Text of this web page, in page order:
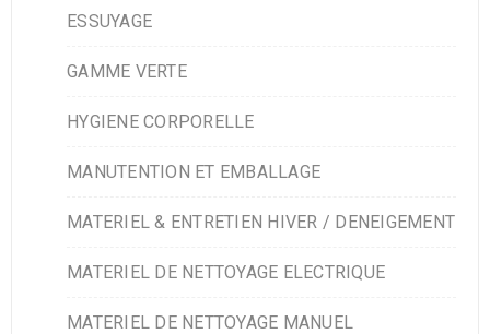
ESSUYAGE
GAMME VERTE
HYGIENE CORPORELLE
MANUTENTION ET EMBALLAGE
MATERIEL & ENTRETIEN HIVER / DENEIGEMENT
MATERIEL DE NETTOYAGE ELECTRIQUE
MATERIEL DE NETTOYAGE MANUEL